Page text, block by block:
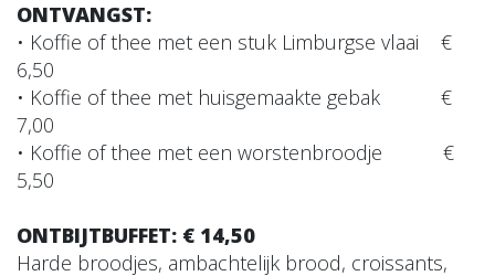
ONTVANGST:
• Koffie of thee met een stuk Limburgse vlaai €
6,50
• Koffie of thee met huisgemaakte gebak €
7,00
• Koffie of thee met een worstenbroodje €
5,50
ONTBIJTBUFFET: € 14,50
Harde broodjes, ambachtelijk brood, croissants,